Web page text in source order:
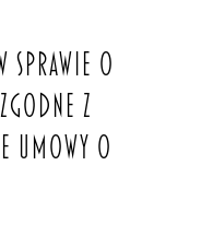
SPRAWIE O
Z
UMOWY O